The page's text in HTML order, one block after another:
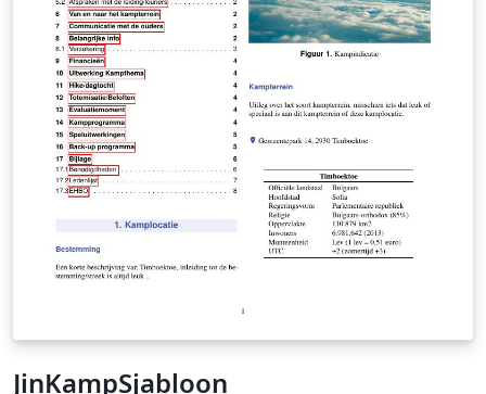
van het eindresultaat van deze afleiding, ging Dirk
Danckaert op zoek naar een compactere verklaring. Die
vond hij door de vectorruimte van Ed Copland uit te
breiden tot een inproductruimte.
JinKampSjabloon